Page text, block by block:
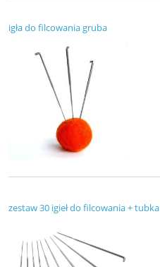
igła do filcowania gruba
zestaw 30 igieł do filcowania + tubka